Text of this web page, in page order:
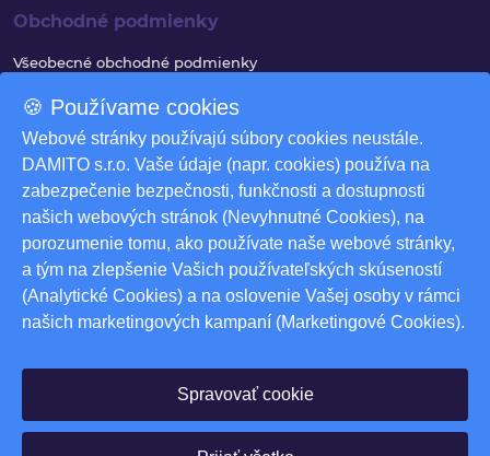
🍪 Používame cookies
Webové stránky používajú súbory cookies neustále.
DAMITO s.r.o. Vaše údaje (napr. cookies) používa na
zabezpečenie bezpečnosti, funkčnosti a dostupnosti
našich webových stránok (Nevyhnutné Cookies), na
porozumenie tomu, ako používate naše webové stránky,
a tým na zlepšenie Vašich používateľských skúseností
(Analytické Cookies) a na oslovenie Vašej osoby v rámci
našich marketingových kampaní (Marketingové Cookies).
Spravovať cookie
Obchodné podmienky
Všeobecné obchodné podmienky
Reklamačný poriadok
Ochrana osobných údajov
Využívanie súborov cookies
Odstúpenie od zmluvy
Odstúpenie od zmluvy - formulár
Nastavenia cookies